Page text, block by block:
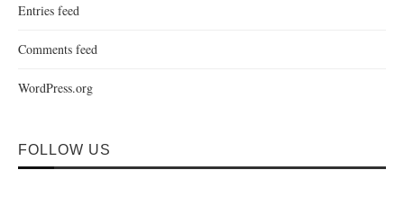
Entries feed
Comments feed
WordPress.org
FOLLOW US